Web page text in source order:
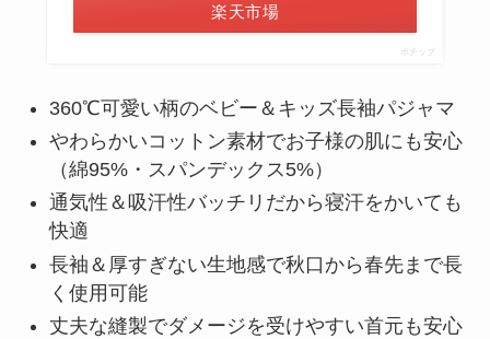
楽天市場
ポチップ
360℃可愛い柄のベビー＆キッズ長袖パジャマ
やわらかいコットン素材でお子様の肌にも安心
（綿95%・スパンデックス5%）
通気性＆吸汗性バッチリだから寝汗をかいても
快適
長袖＆厚すぎない生地感で秋口から春先まで長
く使用可能
丈夫な縫製でダメージを受けやすい首元も安心